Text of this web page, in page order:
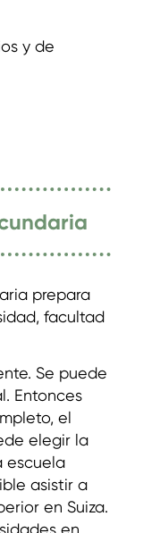
y de
prepara
facultad
Se puede
Entonces
el
elegir la
escuela
asistir a
en Suiza.
en